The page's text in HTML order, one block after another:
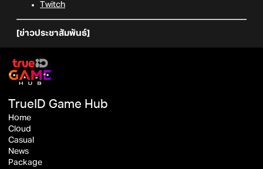
Twitch
[ข่าวประชาสัมพันธ์]
TrueID Game Hub
Home
Cloud
Casual
News
Package